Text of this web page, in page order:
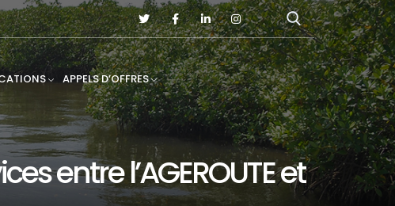
APPELS D’OFFRES
entre l’AGEROUTE et